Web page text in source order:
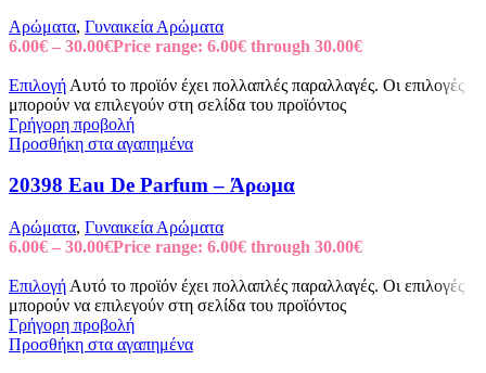
Αρώματα, Γυναικεία Αρώματα
6.00€ – 30.00€Price range: 6.00€ through 30.00€
Επιλογή Αυτό το προϊόν έχει πολλαπλές παραλλαγές. Οι επιλογές
μπορούν να επιλεγούν στη σελίδα του προϊόντος
Γρήγορη προβολή
Προσθήκη στα αγαπημένα
20398 Eau De Parfum – Άρωμα
Αρώματα, Γυναικεία Αρώματα
6.00€ – 30.00€Price range: 6.00€ through 30.00€
Επιλογή Αυτό το προϊόν έχει πολλαπλές παραλλαγές. Οι επιλογές
μπορούν να επιλεγούν στη σελίδα του προϊόντος
Γρήγορη προβολή
Προσθήκη στα αγαπημένα